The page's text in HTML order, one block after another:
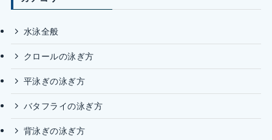
水泳全般
クロールの泳ぎ方
平泳ぎの泳ぎ方
バタフライの泳ぎ方
背泳ぎの泳ぎ方